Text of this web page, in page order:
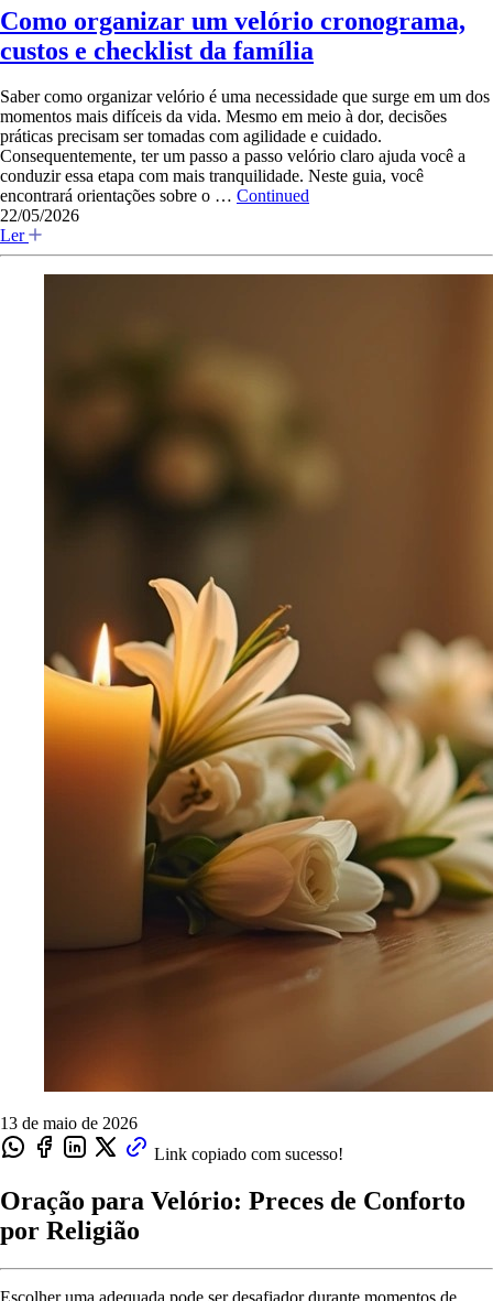
Como organizar um velório cronograma,
custos e checklist da família
Saber como organizar velório é uma necessidade que surge em um dos
momentos mais difíceis da vida. Mesmo em meio à dor, decisões
práticas precisam ser tomadas com agilidade e cuidado.
Consequentemente, ter um passo a passo velório claro ajuda você a
conduzir essa etapa com mais tranquilidade. Neste guia, você
encontrará orientações sobre o … Continued
22/05/2026
Ler
13 de maio de 2026
Link copiado com sucesso!
Oração para Velório: Preces de Conforto
por Religião